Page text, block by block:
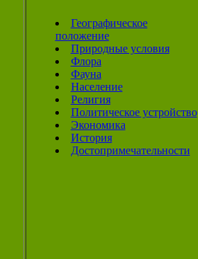
Географическое
положение
Природные условия
Флора
Фауна
Население
Религия
Политическое устройство
Экономика
История
Достопримечательности